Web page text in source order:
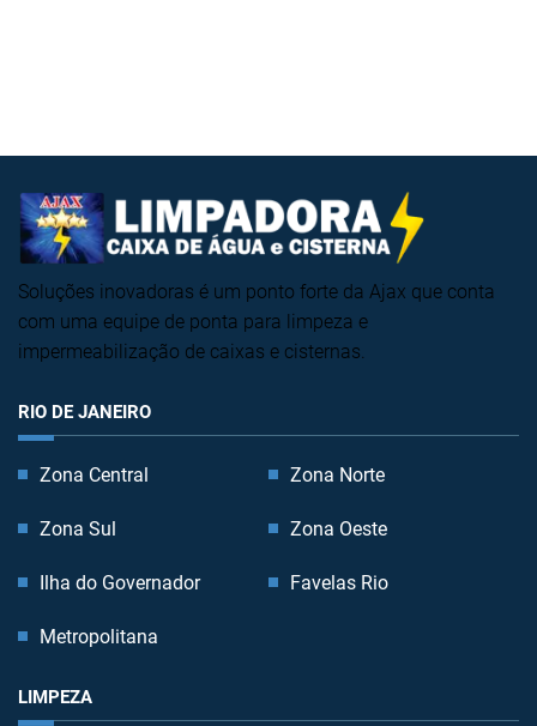
Soluções inovadoras é um ponto forte da Ajax que conta
com uma equipe de ponta para limpeza e
impermeabilização de caixas e cisternas.
RIO DE JANEIRO
Zona Central Zona Norte
Zona Sul Zona Oeste
Ilha do Governador Favelas Rio
Metropolitana
LIMPEZA